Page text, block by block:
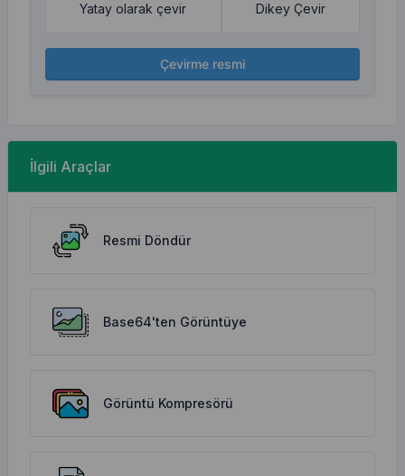
Yatay olarak çevir Dikey Çevir
Çevirme resmi
İlgili Araçlar
Resmi Döndür
Base64'ten Görüntüye
Görüntü Kompresörü